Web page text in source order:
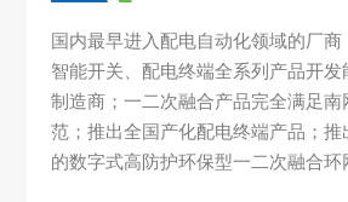
国内最早进入配电自动化领域的厂商
智能开关、配电终端全系列产品开发
制造商；一二次融合产品完全满足南
范；推出全国产化配电终端产品；推
的数字式高防护环保型一二次融合环